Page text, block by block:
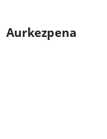
Aurkezpena